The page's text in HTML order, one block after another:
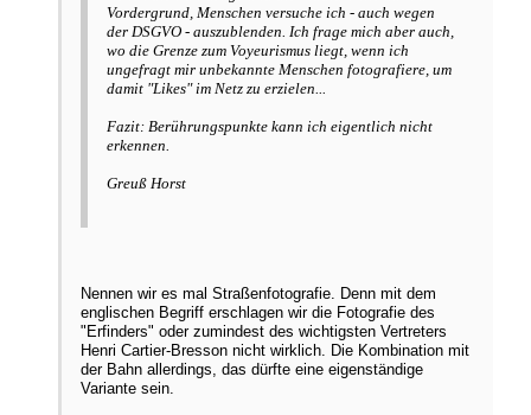
Vordergrund, Menschen versuche ich - auch wegen
der DSGVO - auszublenden. Ich frage mich aber auch,
wo die Grenze zum Voyeurismus liegt, wenn ich
ungefragt mir unbekannte Menschen fotografiere, um
damit "Likes" im Netz zu erzielen...
Fazit: Berührungspunkte kann ich eigentlich nicht
erkennen.
Greuß Horst
Nennen wir es mal Straßenfotografie. Denn mit dem
englischen Begriff erschlagen wir die Fotografie des
"Erfinders" oder zumindest des wichtigsten Vertreters
Henri Cartier-Bresson nicht wirklich. Die Kombination mit
der Bahn allerdings, das dürfte eine eigenständige
Variante sein.